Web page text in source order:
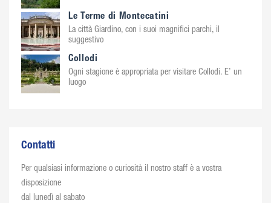
Le Terme di Montecatini
La città Giardino, con i suoi magnifici parchi, il
suggestivo
Collodi
Ogni stagione è appropriata per visitare Collodi. E’ un
luogo
Contatti
Per qualsiasi informazione o curiosità il nostro staff è a vostra
disposizione
dal lunedì al sabato